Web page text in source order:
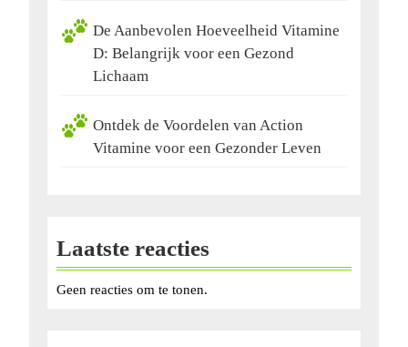
De Aanbevolen Hoeveelheid Vitamine
D: Belangrijk voor een Gezond
Lichaam
Ontdek de Voordelen van Action
Vitamine voor een Gezonder Leven
Laatste reacties
Geen reacties om te tonen.